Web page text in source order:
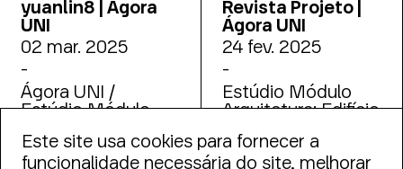
yuanlin8 | Ágora
UNI
02 mar. 2025
-
Ágora UNI /
Estúdio Módulo
Revista Projeto |
Ágora UNI
24 fev. 2025
-
Estúdio Módulo
Arquitetura: Edifício
Joinville, SC
Este site usa cookies para fornecer a
funcionalidade necessária do site, melhorar